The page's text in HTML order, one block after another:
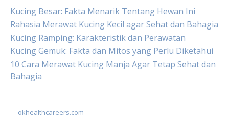
Kucing Besar: Fakta Menarik Tentang Hewan Ini
Rahasia Merawat Kucing Kecil agar Sehat dan Bahagia
Kucing Ramping: Karakteristik dan Perawatan
Kucing Gemuk: Fakta dan Mitos yang Perlu Diketahui
10 Cara Merawat Kucing Manja Agar Tetap Sehat dan
Bahagia
okhealthcareers.com